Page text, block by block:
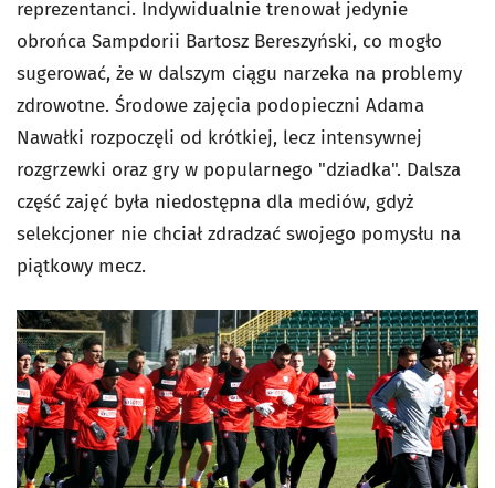
reprezentanci. Indywidualnie trenował jedynie
obrońca Sampdorii Bartosz Bereszyński, co mogło
sugerować, że w dalszym ciągu narzeka na problemy
zdrowotne. Środowe zajęcia podopieczni Adama
Nawałki rozpoczęli od krótkiej, lecz intensywnej
rozgrzewki oraz gry w popularnego "dziadka". Dalsza
część zajęć była niedostępna dla mediów, gdyż
selekcjoner nie chciał zdradzać swojego pomysłu na
piątkowy mecz.